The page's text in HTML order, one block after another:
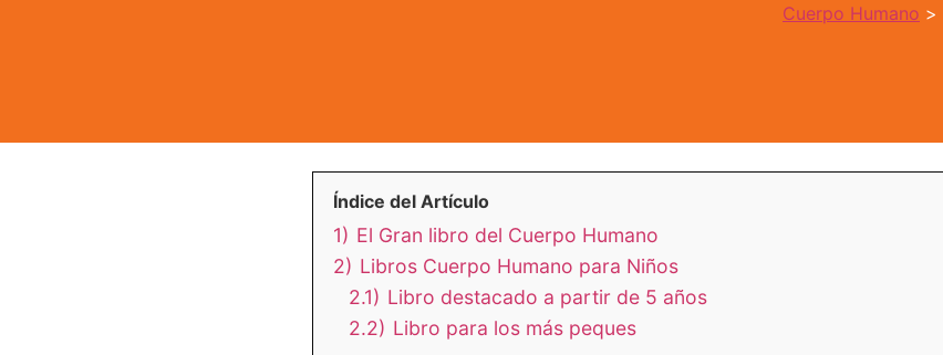
Cuerpo Humano >
Índice del Artículo
1) El Gran libro del Cuerpo Humano
2) Libros Cuerpo Humano para Niños
2.1) Libro destacado a partir de 5 años
2.2) Libro para los más peques